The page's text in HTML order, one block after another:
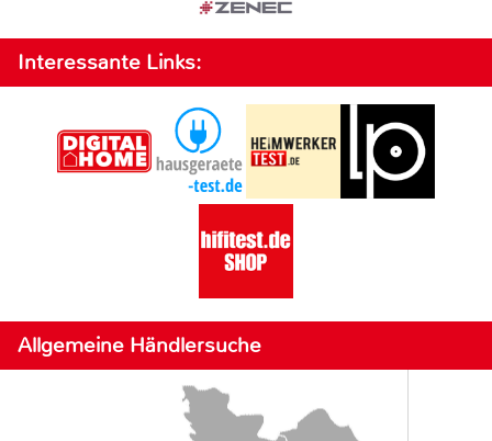
Interessante Links:
Allgemeine Händlersuche